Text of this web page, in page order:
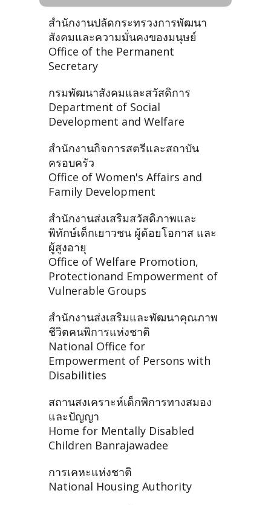
สำนักงานปลัดกระทรวงการพัฒนา
สังคมและความมั่นคงของมนุษย์
Office of the Permanent
Secretary
กรมพัฒนาสังคมและสวัสดิการ
Department of Social
Development and Welfare
สำนักงานกิจการสตรีและสถาบัน
ครอบครัว
Office of Women's Affairs and
Family Development
สำนักงานส่งเสริมสวัสดิภาพและ
พิทักษ์เด็กเยาวชน ผู้ด้อยโอกาส และ
ผู้สูงอายุ
Office of Welfare Promotion,
Protectionand Empowerment of
Vulnerable Groups
สำนักงานส่งเสริมและพัฒนาคุณภาพ
ชีวิตคนพิการแห่งชาติ
National Office for
Empowerment of Persons with
Disabilities
สถานสงเคราะห์เด็กพิการทางสมอง
และปัญญา
Home for Mentally Disabled
Children Banrajawadee
การเคหะแห่งชาติ
National Housing Authority